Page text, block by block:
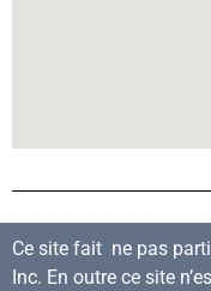
Ce site fait ne pas
Inc. En outre ce site